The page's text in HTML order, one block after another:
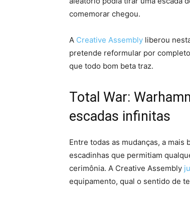
comemorar chegou.
A Creative Assembly liberou
pretende reformular por
que todo bom beta traz.
Total War:
escadas infinitas
Entre todas as mudanças, a mais
escadinhas que permitiam
cerimônia. A Creative Assembly
equipamento, qual o sentido de